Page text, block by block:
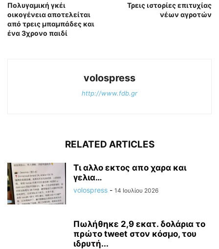
Πολυγαμική γκέι
οικογένεια αποτελείται
από τρεις μπαμπάδες και
ένα 3χρονο παιδί
Τρεις ιστορίες επιτυχίας
νέων αγροτών
volospress
http://www.fdb.gr
RELATED ARTICLES
Τι αλλο εκτος απο χαρα και
γελια…
volospress - 14 Ιουλίου 2026
Πωλήθηκε 2,9 εκατ. δολάρια το
πρώτο tweet στον κόσμο, του
ιδρυτή...